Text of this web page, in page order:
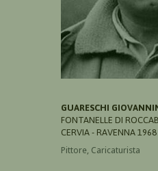
GUARESCHI
FONTANELLE DI
CERVIA - RAVENNA 1968
Pittore, Caricaturista